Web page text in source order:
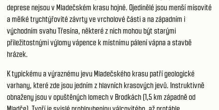
deprese nejsou v Mladečském krasu hojné. Ojedinělé jsou menší mísovité
a mělké trychtýřovité závrty ve vrcholové části a na západním i
východním svahu Třesína, některé z nich mohou být starými
příležitostnými výlomy vápence k místnímu pálení vápna a stavbě
hrázek.
K typickému a výraznému jevu Mladečského krasu patří geologické
varhany, které zde jsou jedním z hlavních krasových jevů. Instruktivně
obnaženy jsou v opuštěných lomech v Brodkách (1,5 km západně od